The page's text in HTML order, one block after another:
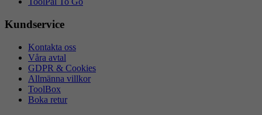
Kundservice
Kontakta oss
Våra avtal
GDPR & Cookies
Allmänna villkor
ToolBox
Boka retur